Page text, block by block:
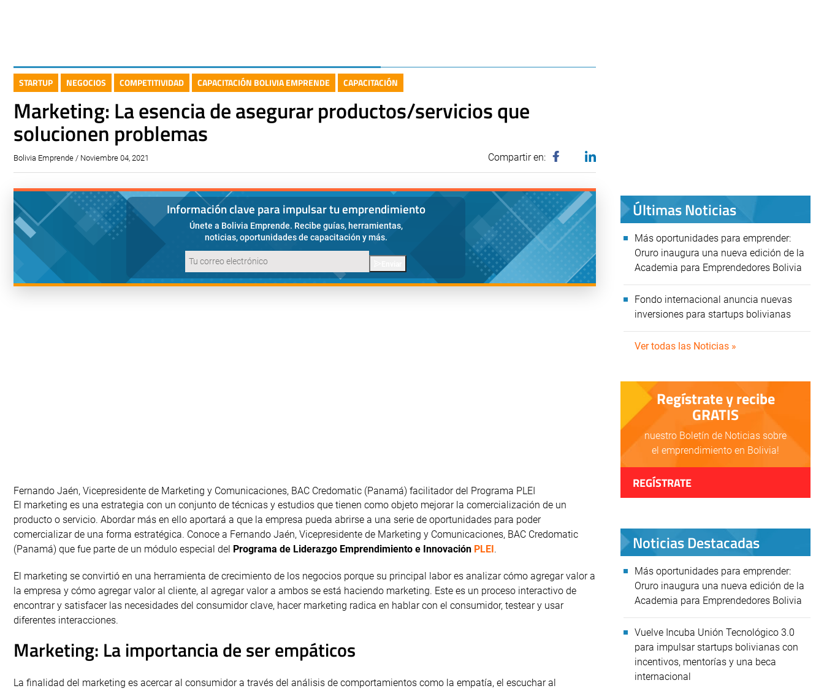
STARTUP NEGOCIOS COMPETITIVIDAD CAPACITACIÓN BOLIVIA EMPRENDE CAPACITACIÓN
Marketing: La esencia de asegurar productos/servicios que
solucionen problemas
Bolivia Emprende / Noviembre 04, 2021 Compartir en:
Información clave para impulsar tu emprendimiento
Únete a Bolivia Emprende. Recibe guías, herramientas,
noticias, oportunidades de capacitación y más.
Fernando Jaén, Vicepresidente de Marketing y Comunicaciones, BAC Credomatic (Panamá) facilitador del Programa PLEI
El marketing es una estrategia con un conjunto de técnicas y estudios que tienen como objeto mejorar la comercialización de un
producto o servicio. Abordar más en ello aportará a que la empresa pueda abrirse a una serie de oportunidades para poder
comercializar de una forma estratégica. Conoce a Fernando Jaén, Vicepresidente de Marketing y Comunicaciones, BAC Credomatic
(Panamá) que fue parte de un módulo especial del Programa de Liderazgo Emprendimiento e Innovación PLEI .
El marketing se convirtió en una herramienta de crecimiento de los negocios porque su principal labor es analizar cómo agregar valor a
la empresa y cómo agregar valor al cliente, al agregar valor a ambos se está haciendo marketing. Este es un proceso interactivo de
encontrar y satisfacer las necesidades del consumidor clave, hacer marketing radica en hablar con el consumidor, testear y usar
diferentes interacciones.
Marketing: La importancia de ser empáticos
La finalidad del marketing es acercar al consumidor a través del análisis de comportamientos como la empatía, el escuchar al
Últimas Noticias
Más oportunidades para emprender:
Oruro inaugura una nueva edición de la
Academia para Emprendedores Bolivia
Fondo internacional anuncia nuevas
inversiones para startups bolivianas
Ver todas las Noticias »
Regístrate y recibe
GRATIS
nuestro Boletín de Noticias sobre
el emprendimiento en Bolivia!
REGÍSTRATE
Noticias Destacadas
Más oportunidades para emprender:
Oruro inaugura una nueva edición de la
Academia para Emprendedores Bolivia
Vuelve Incuba Unión Tecnológico 3.0
para impulsar startups bolivianas con
incentivos, mentorías y una beca
internacional